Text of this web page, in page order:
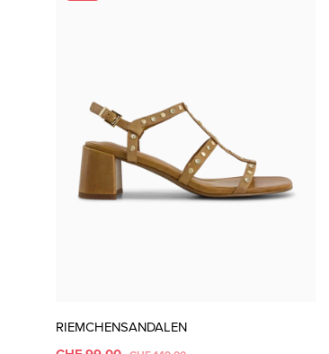
RIEMCHENSANDALEN